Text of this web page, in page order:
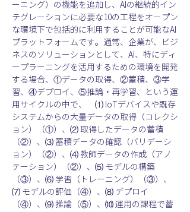
ーニング）の機能を追加し、AIの継続的イン
テグレーションに必要な10の工程をオープン
な環境下で包括的に利用することが可能なAI
プラットフォームです。通常、企業が、ビジ
ネスのソリューションとして、AI、特にディ
ープラーニングを活用するための環境を開発
する場合、①データの取得、②蓄積、③学
習、④デプロイ、⑤推論・再学習、という運
用サイクルの中で、　⑴ IoTデバイスや既存
システムからの大量データの取得（コレクシ
ョン）（①）、⑵ 取得したデータの蓄積
（②）、⑶ 蓄積データの確認（バリデーシ
ョン）（②）、⑷ 教師データの作成（アノ
テーション）（②）、⑸ モデルの構築
（③）、⑹ 学習（トレーニング）（③）、
⑺ モデルの評価（④）、⑻ デプロイ
（④）、⑼ 推論（⑤）、⑽ 運用の課程で蓄